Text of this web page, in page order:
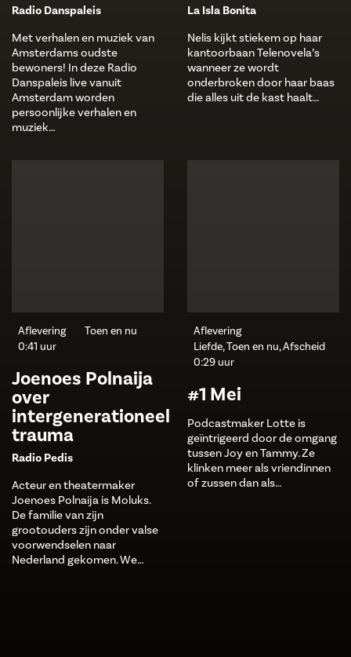
Radio Danspaleis
Met verhalen en muziek van
Amsterdams oudste
bewoners! In deze Radio
Danspaleis live vanuit
Amsterdam worden
persoonlijke verhalen en
muziek…
La Isla Bonita
Nelis kijkt stiekem op haar
kantoorbaan Telenovela’s
wanneer ze wordt
onderbroken door haar baas
die alles uit de kast haalt…
Aflevering
Toen en nu
0:41 uur
Joenoes Polnaija
over
intergenerationeel
trauma
Radio Pedis
Acteur en theatermaker
Joenoes Polnaija is Moluks.
De familie van zijn
grootouders zijn onder valse
voorwendselen naar
Nederland gekomen. We…
Aflevering
Liefde, Toen en nu, Afscheid
0:29 uur
#1 Mei
Podcastmaker Lotte is
geïntrigeerd door de omgang
tussen Joy en Tammy. Ze
klinken meer als vriendinnen
of zussen dan als…